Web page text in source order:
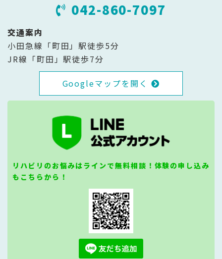
042-860-7097
交通案内
小田急線「町田」駅徒歩5分
JR線「町田」駅徒歩7分
Googleマップを開く
リハビリのお悩みはラインで無料相談！体験の申し込み
もこちらから！